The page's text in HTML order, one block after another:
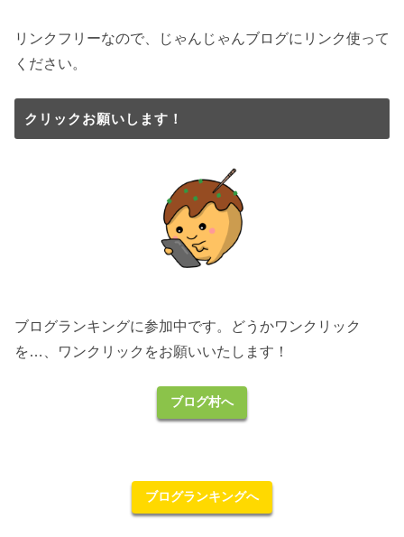
リンクフリーなので、じゃんじゃんブログにリンク使って
ください。
クリックお願いします！
ブログランキングに参加中です。どうかワンクリック
を…、ワンクリックをお願いいたします！
ブログ村へ
ブログランキングへ